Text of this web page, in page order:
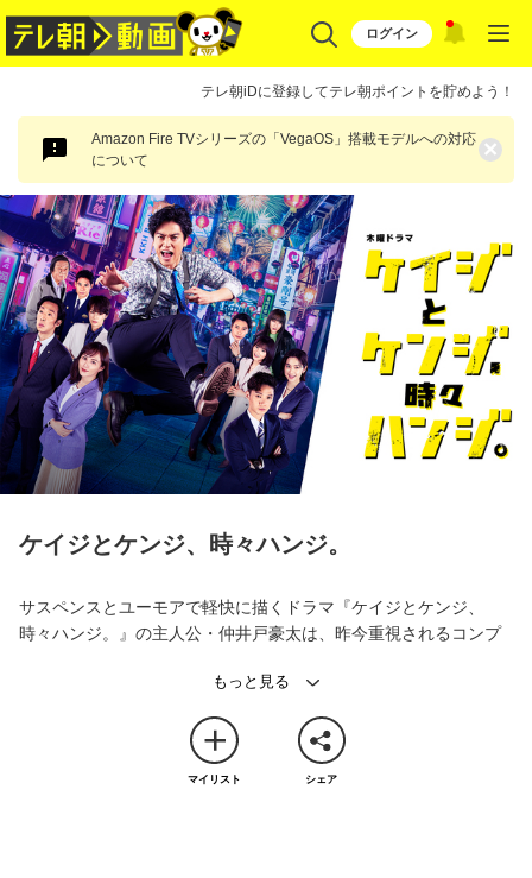
ログイン
テレ朝iDに登録してテレ朝ポイントを貯めよう！
Amazon Fire TVシリーズの「VegaOS」搭載モデルへの対応
について
×
ケイジとケンジ、時々ハンジ。
サスペンスとユーモアで軽快に描くドラマ『ケイジとケンジ、
時々ハンジ。』の主人公・仲井戸豪太は、昨今重視されるコンプ
者に感謝されたい」と躍起になる元体育教師の刑事。
熟な部分を残す一方、地域住民とのふれあいを大切にするような
人情味あふれる姿勢を貫き、己の足と刑事の勘、元教師の情熱を
生かした捜査を展開していきます。
マイリスト シェア